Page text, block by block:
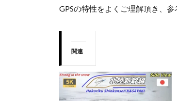
GPSの特性をよくご理解頂き、参
関連